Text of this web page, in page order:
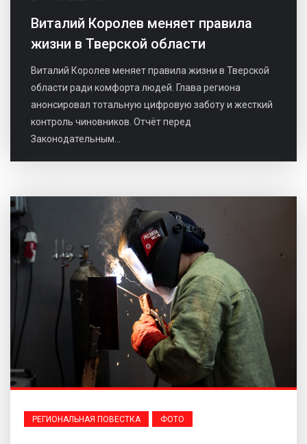
Виталий Королев меняет правила
жизни в Тверской области
Виталий Королев меняет правила жизни в Тверской
области ради комфорта людей. Глава региона
анонсировал тотальную цифровую заботу и жесткий
контроль чиновников. Отчёт перед
Законодательным...
РЕГИОНАЛЬНАЯ ПОВЕСТКА ФОТО